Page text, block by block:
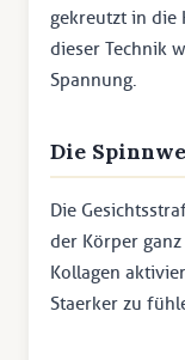
gekreutzt in die
dieser Technik
Spannung.
Die
Die
der Körper
Kollagen
Staerker zu